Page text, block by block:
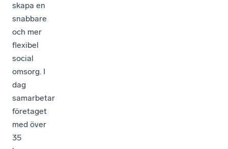
skapa en
snabbare
och mer
flexibel
social
omsorg. I
dag
samarbetar
företaget
med över
35